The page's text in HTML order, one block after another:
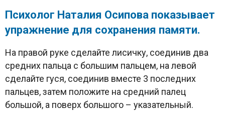
Психолог Наталия Осипова показывает
упражнение для сохранения памяти.
На правой руке сделайте лисичку, соединив два
средних пальца с большим пальцем, на левой
сделайте гуся, соединив вместе 3 последних
пальцев, затем положите на средний палец
большой, а поверх большого – указательный.